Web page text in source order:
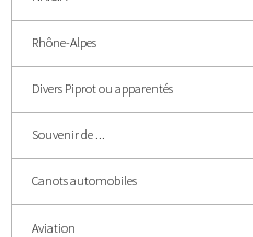
Rhône-Alpes
Divers Piprot ou apparentés
Souvenir de ...
Canots automobiles
Aviation